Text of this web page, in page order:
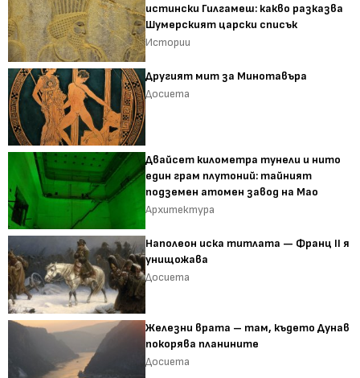
истински Гилгамеш: какво разказва
Шумерският царски списък
Истории
Другият мит за Минотавъра
Досиета
Двайсет километра тунели и нито
един грам плутоний: тайният
подземен атомен завод на Мао
Архитектура
Наполеон иска титлата — Франц II я
унищожава
Досиета
Железни врата – там, където Дунав
покорява планините
Досиета